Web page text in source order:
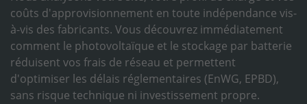
coûts d'approvisionnement en toute indépendance vis-
à-vis des fabricants. Vous découvrez immédiatement
comment le photovoltaïque et le stockage par batterie
réduisent vos frais de réseau et permettent
d'optimiser les délais réglementaires (EnWG, EPBD),
sans risque technique ni investissement propre.